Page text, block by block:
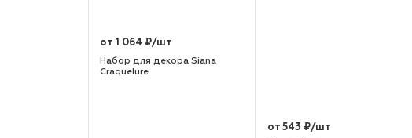
от 1 064 ₽/шт
Набор для декора Siana
Craquelure
от 543 ₽/шт